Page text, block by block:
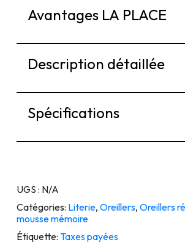
Avantages LA PLACE
Description détaillée
Spécifications
UGS : N/A
Catégories: Literie,Oreillers,Oreillers
mousse mémoire
Étiquette:Taxes payées